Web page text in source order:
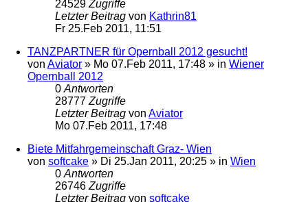
24529 Zugriffe
Letzter Beitrag von Kathrin81
Fr 25.Feb 2011, 11:51
TANZPARTNER für Opernball 2012 gesucht!
von Aviator » Mo 07.Feb 2011, 17:48 » in Wiener
Opernball 2012
0 Antworten
28777 Zugriffe
Letzter Beitrag von Aviator
Mo 07.Feb 2011, 17:48
Biete Mitfahrgemeinschaft Graz- Wien
von softcake » Di 25.Jan 2011, 20:25 » in Wien
0 Antworten
26746 Zugriffe
Letzter Beitrag von softcake